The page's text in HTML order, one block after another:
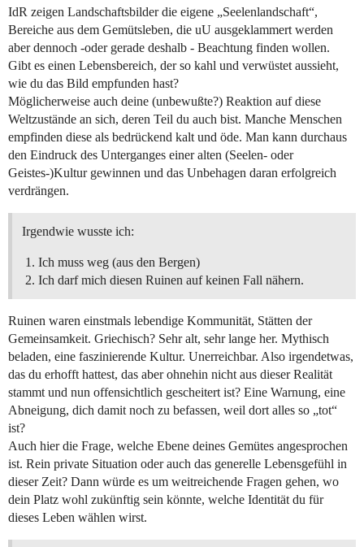
IdR zeigen Landschaftsbilder die eigene „Seelenlandschaft“,
Bereiche aus dem Gemütsleben, die uU ausgeklammert werden
aber dennoch -oder gerade deshalb - Beachtung finden wollen.
Gibt es einen Lebensbereich, der so kahl und verwüstet aussieht,
wie du das Bild empfunden hast?
Möglicherweise auch deine (unbewußte?) Reaktion auf diese
Weltzustände an sich, deren Teil du auch bist. Manche Menschen
empfinden diese als bedrückend kalt und öde. Man kann durchaus
den Eindruck des Unterganges einer alten (Seelen- oder
Geistes-)Kultur gewinnen und das Unbehagen daran erfolgreich
verdrängen.
Irgendwie wusste ich:
Ich muss weg (aus den Bergen)
Ich darf mich diesen Ruinen auf keinen Fall nähern.
Ruinen waren einstmals lebendige Kommunität, Stätten der
Gemeinsamkeit. Griechisch? Sehr alt, sehr lange her. Mythisch
beladen, eine faszinierende Kultur. Unerreichbar. Also irgendetwas,
das du erhofft hattest, das aber ohnehin nicht aus dieser Realität
stammt und nun offensichtlich gescheitert ist? Eine Warnung, eine
Abneigung, dich damit noch zu befassen, weil dort alles so „tot“
ist?
Auch hier die Frage, welche Ebene deines Gemütes angesprochen
ist. Rein private Situation oder auch das generelle Lebensgefühl in
dieser Zeit? Dann würde es um weitreichende Fragen gehen, wo
dein Platz wohl zukünftig sein könnte, welche Identität du für
dieses Leben wählen wirst.